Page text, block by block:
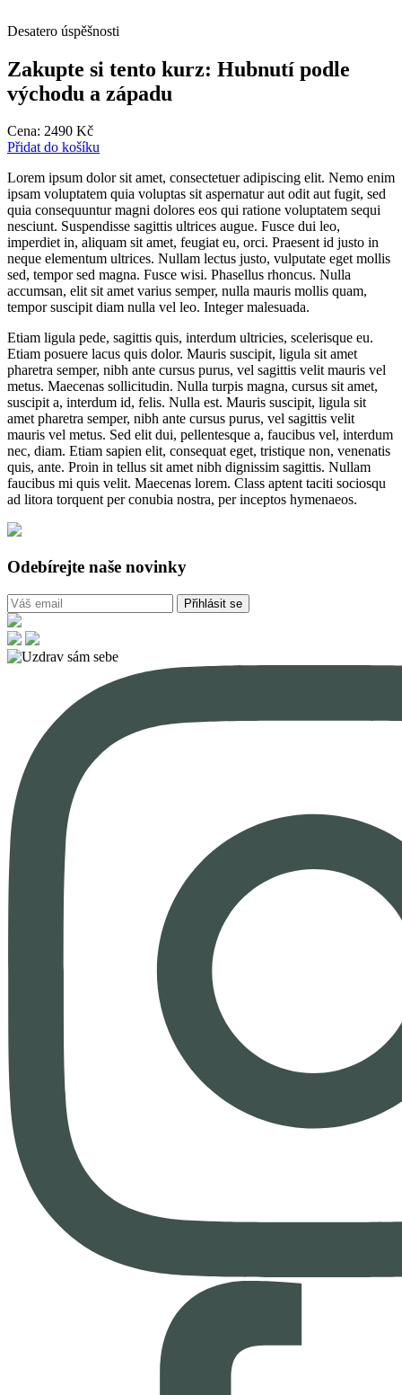
Desatero úspěšnosti
Zakupte si tento kurz: Hubnutí podle
východu a západu
Cena: 2490 Kč
Přidat do košíku
Lorem ipsum dolor sit amet, consectetuer adipiscing elit. Nemo enim
ipsam voluptatem quia voluptas sit aspernatur aut odit aut fugit, sed
quia consequuntur magni dolores eos qui ratione voluptatem sequi
nesciunt. Suspendisse sagittis ultrices augue. Fusce dui leo,
imperdiet in, aliquam sit amet, feugiat eu, orci. Praesent id justo in
neque elementum ultrices. Nullam lectus justo, vulputate eget mollis
sed, tempor sed magna. Fusce wisi. Phasellus rhoncus. Nulla
accumsan, elit sit amet varius semper, nulla mauris mollis quam,
tempor suscipit diam nulla vel leo. Integer malesuada.
Etiam ligula pede, sagittis quis, interdum ultricies, scelerisque eu.
Etiam posuere lacus quis dolor. Mauris suscipit, ligula sit amet
pharetra semper, nibh ante cursus purus, vel sagittis velit mauris vel
metus. Maecenas sollicitudin. Nulla turpis magna, cursus sit amet,
suscipit a, interdum id, felis. Nulla est. Mauris suscipit, ligula sit
amet pharetra semper, nibh ante cursus purus, vel sagittis velit
mauris vel metus. Sed elit dui, pellentesque a, faucibus vel, interdum
nec, diam. Etiam sapien elit, consequat eget, tristique non, venenatis
quis, ante. Proin in tellus sit amet nibh dignissim sagittis. Nullam
faucibus mi quis velit. Maecenas lorem. Class aptent taciti sociosqu
ad litora torquent per conubia nostra, per inceptos hymenaeos.
Odebírejte naše novinky
Přihlásit se